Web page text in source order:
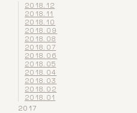
2018.12
2018.11
2018.10
2018.09
2018.08
2018.07
2018.06
2018.05
2018.04
2018.03
2018.02
2018.01
2017